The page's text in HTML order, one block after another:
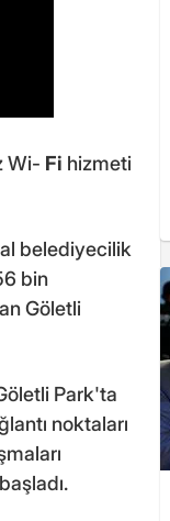
Wi- Fi hizmeti
belediyecilik
bin
Göletli
Park'ta
noktaları